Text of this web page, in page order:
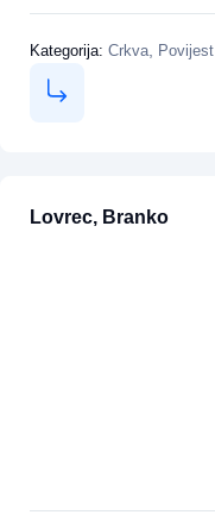
Kategorija: Crkva Povijest
Lovrec, Branko